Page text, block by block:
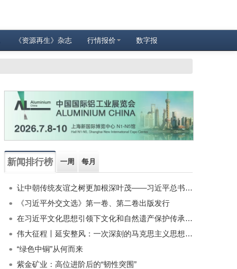
《资源再生》杂志 行情报价 数字报
新闻排行榜 一周 每月
让中朝传统友谊之树更加根深叶茂——习近平总书记对朝鲜进行国事访问纪实
《习近平外交文选》第一卷、第二卷出版发行
在习近平文化思想引领下文化和自然遗产保护传承利用工作开创新局面
伟大征程丨延安整风：一次深刻的马克思主义思想教育运动
“绿色中铜”从何而来
紫金矿业：高位进阶后的“韧性突围”